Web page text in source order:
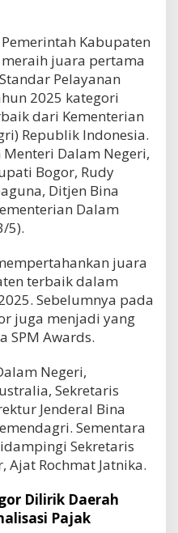
Pemerintah Kabupaten
juara pertama
Pelayanan
2025 kategori
dari Kementerian
Republik Indonesia.
Dalam Negeri,
Bogor, Rudy
Ditjen Bina
Dalam
5).
juara
terbaik dalam
Sebelumnya pada
juga menjadi yang
SPM Awards.
Negeri,
Sekretaris
Jenderal Bina
Sementara
Sekretaris
Ajat Rochmat Jatnika.
Dilirik Daerah
Pajak